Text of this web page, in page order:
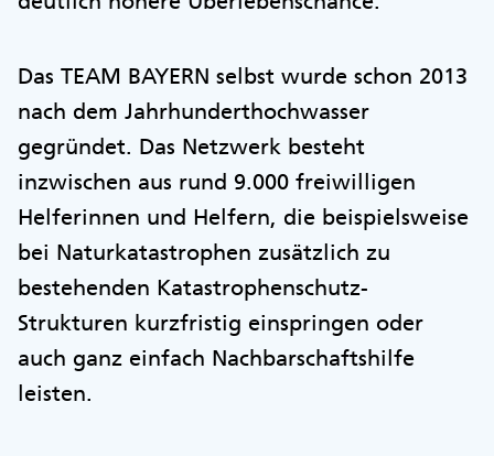
Das TEAM BAYERN selbst wurde schon 2013
nach dem Jahrhunderthochwasser
gegründet. Das Netzwerk besteht
inzwischen aus rund 9.000 freiwilligen
Helferinnen und Helfern, die beispielsweise
bei Naturkatastrophen zusätzlich zu
bestehenden Katastrophenschutz-
Strukturen kurzfristig einspringen oder
auch ganz einfach Nachbarschaftshilfe
leisten.